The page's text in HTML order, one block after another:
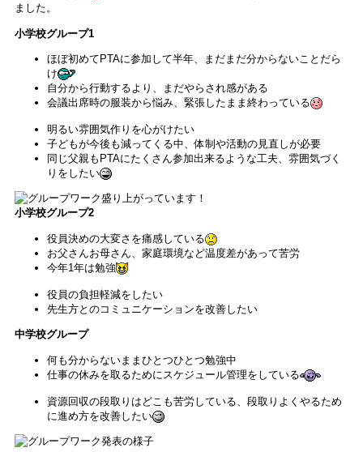
ました。
小学校グループ1
ほぼ初めてPTAに参加して半年、まだまだ分からないことだら
け
自分から行動するより、まだやらされ感がある
会議出席時の服装から悩み、緊張したまま終わっている
明るい雰囲気作りを心がけたい
子どもが今後も減ってくる中、体制や活動の見直しが必要
同じ父親もPTAにたくさん参加出来るような工夫、雰囲気づく
りをしたい
小学校グループ2
役員決めの大変さを痛感している
お父さんお母さん、家庭環境など温度差があって苦労
今年1年は勉強
役員の負担軽減をしたい
先生方とのコミュニケーションを改善したい
中学校グループ
何も分からないままひとつひとつ勉強中
仕事の休みを取るためにスケジュール管理をしている
資源回収の段取りはどこも苦労している、段取りよくやるため
に進め方を改善したい